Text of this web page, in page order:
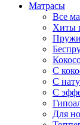
Матрасы
Все
Хиты
С
С
С
Для